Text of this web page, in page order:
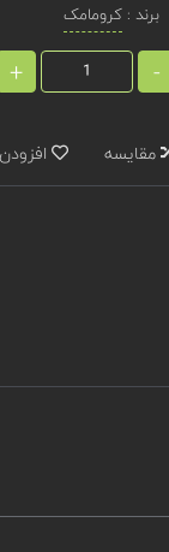
برند :کرومامک
-
+
مقایسه